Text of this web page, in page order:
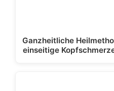
Ganzheitliche
einseitige